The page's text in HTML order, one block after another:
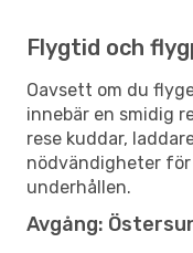
Flygtid och
Oavsett om du
innebär en smidig
rese kuddar,
nödvändigheter
underhållen.
Avgång: